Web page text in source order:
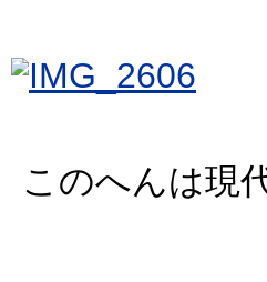
このへんは現